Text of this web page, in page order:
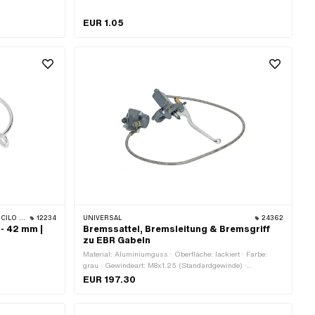
EUR 1.05
12234
mm |
UNIVERSAL 24362
Bremssattel, Bremsleitung & Bremsgriff
zu EBR Gabeln
Material: Aluminiumguss · Oberfläche: lackiert · Farbe:
grau · Gewindeart: M8x1.25 (Standardgewinde) ·
Befestigungsart: Schrauben & Muttern · Anzahl
EUR 197.30